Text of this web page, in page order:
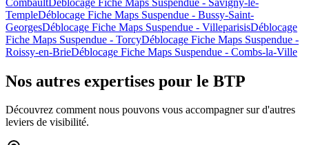
TempleDéblocage Fiche Maps Suspendue - Bussy-Saint-
GeorgesDéblocage Fiche Maps Suspendue - VilleparisisDéblocage
Fiche Maps Suspendue - TorcyDéblocage Fiche Maps Suspendue -
Roissy-en-BrieDéblocage Fiche Maps Suspendue - Combs-la-Ville
Nos autres expertises pour le BTP
Découvrez comment nous pouvons vous accompagner sur d'autres
leviers de visibilité.